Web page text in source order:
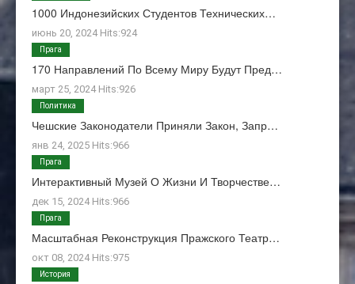
1000 Индонезийских Студентов Технических…
июнь 20, 2024 Hits:924
170 Направлений По Всему Миру Будут Пред…
март 25, 2024 Hits:926
Прага
Чешские Законодатели Приняли Закон, Запр…
янв 24, 2025 Hits:966
Политика
Интерактивный Музей О Жизни И Творчестве…
дек 15, 2024 Hits:966
Прага
Масштабная Реконструкция Пражского Театр…
окт 08, 2024 Hits:975
Прага
История